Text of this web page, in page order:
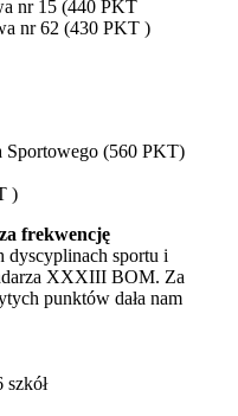
nr 15 (440 PKT
nr 62 (430 PKT )
(560 PKT)
)
frekwencję
dyscyplinach sportu i
XXXIII BOM. Za
punktów dała nam